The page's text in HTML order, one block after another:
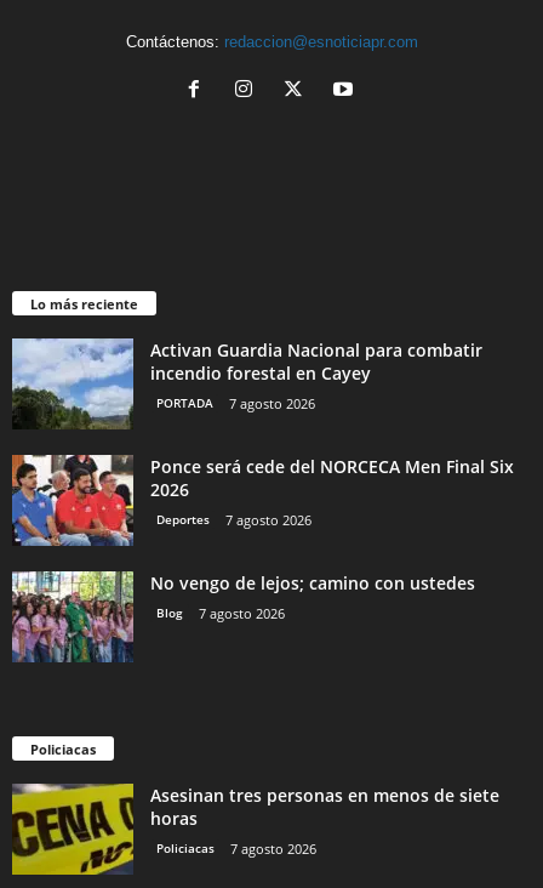
Contáctenos: redaccion@esnoticiapr.com
Lo más reciente
Activan Guardia Nacional para combatir
incendio forestal en Cayey
PORTADA 7 agosto 2026
Ponce será cede del NORCECA Men Final Six
2026
Deportes 7 agosto 2026
No vengo de lejos; camino con ustedes
Blog 7 agosto 2026
Policiacas
Asesinan tres personas en menos de siete
horas
Policiacas 7 agosto 2026